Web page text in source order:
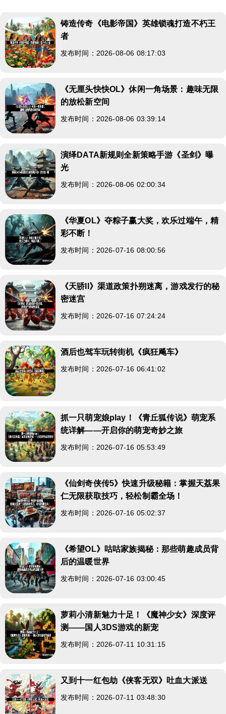
铸造传奇《电影帝国》英雄锁魂打造不朽王
者
发布时间：2026-08-06 08:17:03
《无厘头快快OL》休闲一角场景：趣味无限
的放松新空间
发布时间：2026-08-06 03:39:14
演绎DATA新规则全新策略手游《圣剑》曝
光
发布时间：2026-08-06 02:00:34
《华夏OL》夺粽子赢大奖，欢乐过端午，精
彩不断！
发布时间：2026-07-16 08:00:56
《天骄II》渠道政策扑朔迷离，游戏发行的秘
密迷宫
发布时间：2026-07-16 07:24:24
酒后也驾车玩转街机《疯狂飚车》
发布时间：2026-07-16 06:41:02
抓一只萌宠娘play！《青丘狐传说》萌宠系
统详解——开启你的萌宠奇妙之旅
发布时间：2026-07-16 05:53:49
《仙剑奇侠传5》快速升级秘籍：掌握天荔果
仁无限获取技巧，轻松制霸全场！
发布时间：2026-07-16 05:02:37
《希望OL》咕咕家族揭秘：那些萌趣成员背
后的温暖世界
发布时间：2026-07-16 03:00:45
萝莉小清新魅力十足！《魔神少女》深度评
测——国人3DS游戏的新宠
发布时间：2026-07-11 10:31:15
又到十一红包劫《侠客无双》吐血大派送
发布时间：2026-07-11 03:48:30